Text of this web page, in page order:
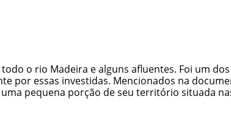
o rio Madeira e alguns afluentes. Foi um
por essas investidas. Mencionados na
pequena porção de seu território situada